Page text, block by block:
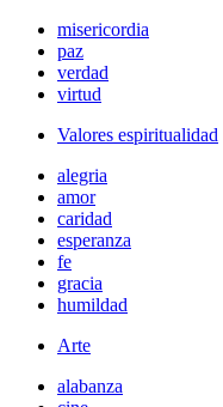
misericordia
paz
verdad
virtud
Valores espiritualidad
alegria
amor
caridad
esperanza
fe
gracia
humildad
Arte
alabanza